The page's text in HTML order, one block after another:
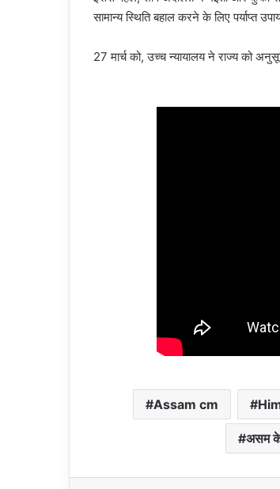
सामान्य स्थिति बहाल करने के लिए पर्याप्त
27 मार्च को, उच्च न्यायालय ने राज्य को
Assam cm
असम के